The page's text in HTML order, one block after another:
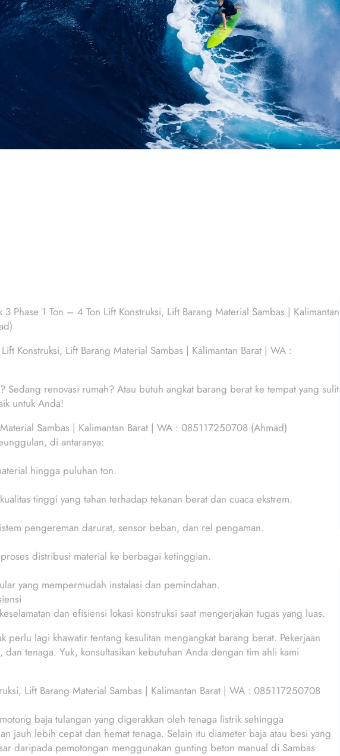
Phase 1 Ton – 4 Ton Lift Konstruksi, Lift Barang Material Sambas | Kalimantan
Konstruksi, Lift Barang Material Sambas | Kalimantan Barat | WA :
Sedang renovasi rumah? Atau butuh angkat barang berat ke tempat yang sulit
untuk Anda!
Sambas | Kalimantan Barat | WA : 085117250708 (Ahmad)
di antaranya:
hingga puluhan ton.
tinggi yang tahan terhadap tekanan berat dan cuaca ekstrem.
pengereman darurat, sensor beban, dan rel pengaman.
distribusi material ke berbagai ketinggian.
yang mempermudah instalasi dan pemindahan.
dan efisiensi lokasi konstruksi saat mengerjakan tugas yang luas.
perlu lagi khawatir tentang kesulitan mengangkat barang berat. Pekerjaan
tenaga. Yuk, konsultasikan kebutuhan Anda dengan tim ahli kami
Lift Barang Material Sambas | Kalimantan Barat | WA : 085117250708
baja tulangan yang digerakkan oleh tenaga listrik sehingga
jauh lebih cepat dan hemat tenaga. Selain itu diameter baja atau besi yang
daripada pemotongan menggunakan gunting beton manual di Sambas